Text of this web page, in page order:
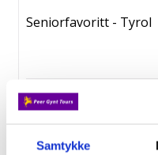
Samtykke
Seniorfavoritt - Tyrol
2/9